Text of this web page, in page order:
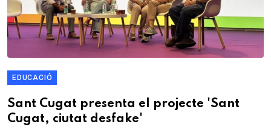
EDUCACIÓ
Sant Cugat presenta el projecte 'Sant
Cugat, ciutat desfake'